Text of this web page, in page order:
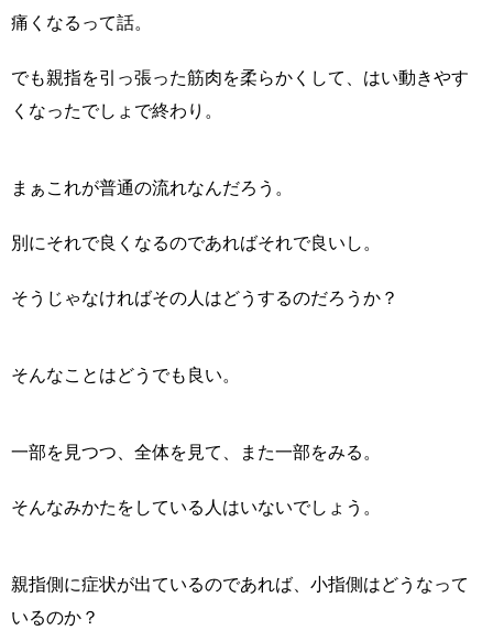
痛くなるって話。
でも親指を引っ張った筋肉を柔らかくして、はい動きやす
くなったでしょで終わり。
まぁこれが普通の流れなんだろう。
別にそれで良くなるのであればそれで良いし。
そうじゃなければその人はどうするのだろうか？
そんなことはどうでも良い。
一部を見つつ、全体を見て、また一部をみる。
そんなみかたをしている人はいないでしょう。
親指側に症状が出ているのであれば、小指側はどうなって
いるのか？